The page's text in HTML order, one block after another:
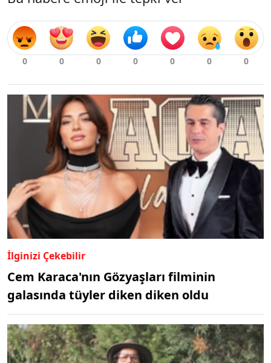
İlginizi Çekebilir
Cem Karaca'nın Gözyaşları filminin
galasında tüyler diken diken oldu